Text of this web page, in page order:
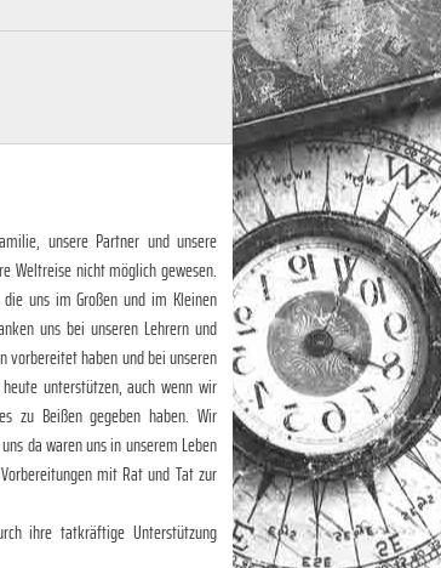
unsere Partner und unsere
Weltreise nicht möglich gewesen.
uns im Großen und im Kleinen
uns bei unseren Lehrern und
vorbereitet haben und bei unseren
unterstützen, auch wenn wir
zu Beißen gegeben haben. Wir
da waren uns in unserem Leben
mit Rat und Tat zur
ihre tatkräftige Unterstützung